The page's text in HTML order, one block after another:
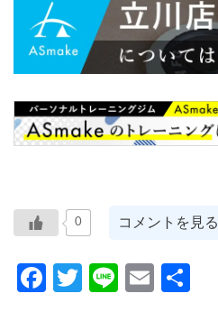
0 コメントを見る
Facebook
Twitter
LineEmail